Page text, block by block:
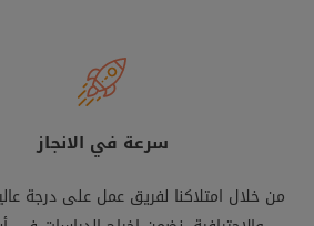
سرعة في الانجاز
من خلال امتلاكنا لفريق عمل على درجة